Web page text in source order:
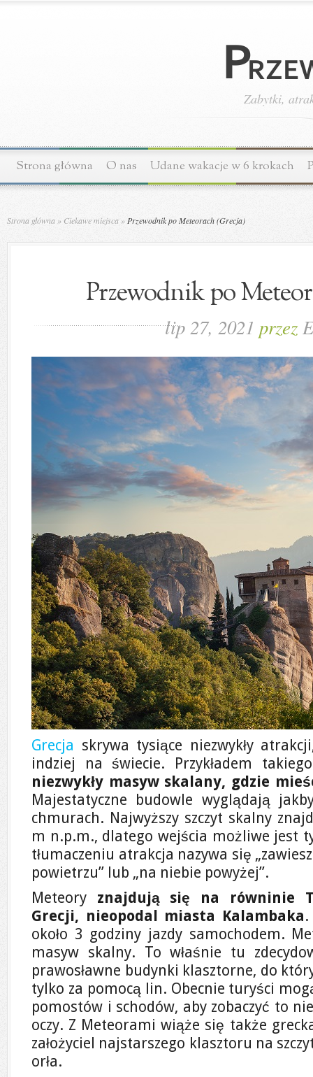
Zabytki,
Strona główna O nas Udane wakacje w 6 krokach
Strona główna » Ciekawe miejsca » Przewodnik po Meteorach (Grecja)
Przewodnik po
lip 27, 2021 przez
Grecja skrywa tysiące niezwykły
indziej na świecie. Przykładem
niezwykły masyw skalany, gdzie
Majestatyczne budowle wyglądają
chmurach. Najwyższy szczyt skalny
m n.p.m., dlatego wejścia możliwe jest
tłumaczeniu atrakcja nazywa się
powietrzu” lub „na niebie powyżej”.
Meteory znajdują się na równinie
Grecji, nieopodal miasta Kalambaka
około 3 godziny jazdy samochodem.
masyw skalny. To właśnie tu
prawosławne budynki klasztorne, do
tylko za pomocą lin. Obecnie turyści
pomostów i schodów, aby zobaczyć to
oczy. Z Meteorami wiąże się także
założyciel najstarszego klasztoru na
orła.